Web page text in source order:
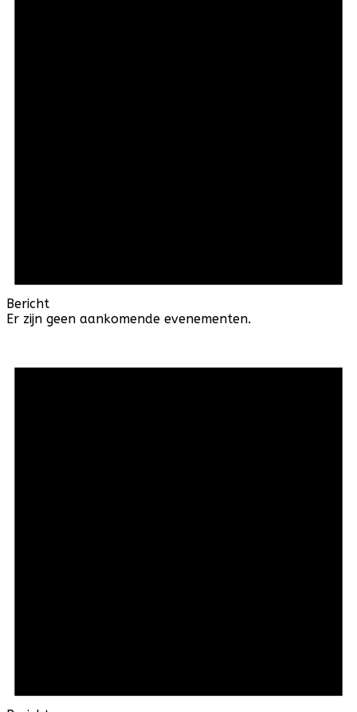
Bericht
Er zijn geen aankomende evenementen.